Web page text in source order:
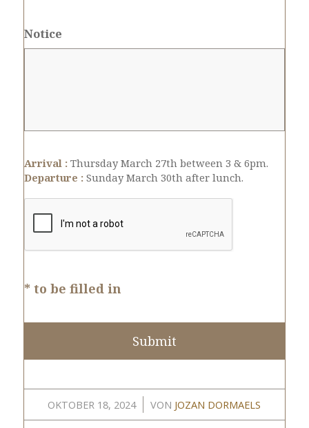
Notice
Arrival :Thursday March 27th between 3 & 6pm.
Departure : Sunday March 30th after lunch.
* to be filled in
OKTOBER 18, 2024
/ VON JOZAN DORMAELS